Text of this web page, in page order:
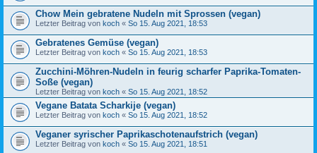
Chow Mein gebratene Nudeln mit Sprossen (vegan)
Letzter Beitrag von koch « So 15. Aug 2021, 18:53
Gebratenes Gemüse (vegan)
Letzter Beitrag von koch « So 15. Aug 2021, 18:53
Zucchini-Möhren-Nudeln in feurig scharfer Paprika-Tomaten-
Soße (vegan)
Letzter Beitrag von koch « So 15. Aug 2021, 18:52
Vegane Batata Scharkije (vegan)
Letzter Beitrag von koch « So 15. Aug 2021, 18:52
Veganer syrischer Paprikaschotenaufstrich (vegan)
Letzter Beitrag von koch « So 15. Aug 2021, 18:51